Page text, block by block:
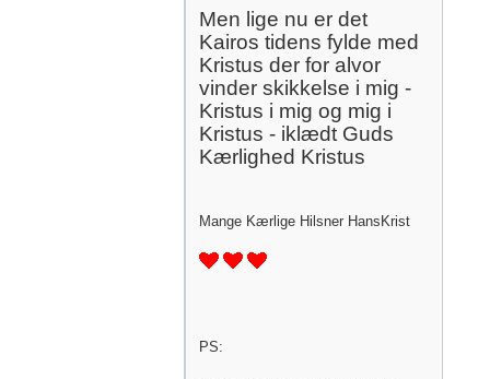
Men lige nu er det
Kairos tidens fylde med
Kristus der for alvor
vinder skikkelse i mig -
Kristus i mig og mig i
Kristus - iklædt Guds
Kærlighed Kristus
Mange Kærlige Hilsner HansKrist
PS: